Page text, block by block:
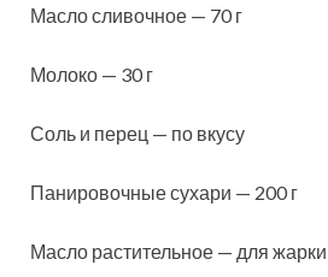
Масло сливочное — 70 г
Молоко — 30 г
Соль и перец — по вкусу
Панировочные сухари — 200 г
Масло растительное — для жарки